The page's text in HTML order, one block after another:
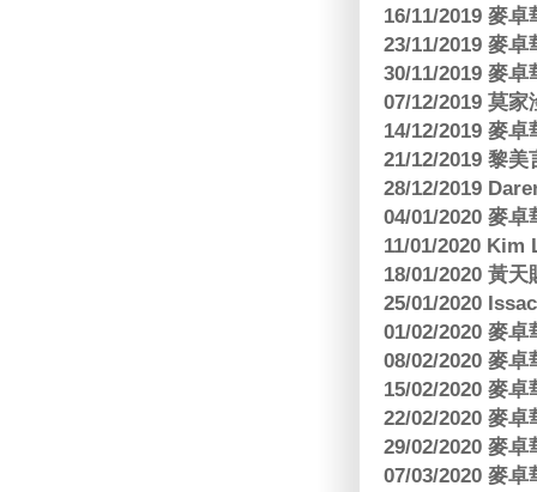
16/11/2019 麥
23/11/2019 麥
30/11/2019 麥
07/12/2019 莫
14/12/2019 麥
21/12/2019 黎
28/12/2019
04/01/2020 麥
11/01/2020
18/01/2020 黃
25/01/2020
01/02/2020 麥
08/02/2020 麥
15/02/2020 麥
22/02/2020 麥
29/02/2020 麥
07/03/2020 麥